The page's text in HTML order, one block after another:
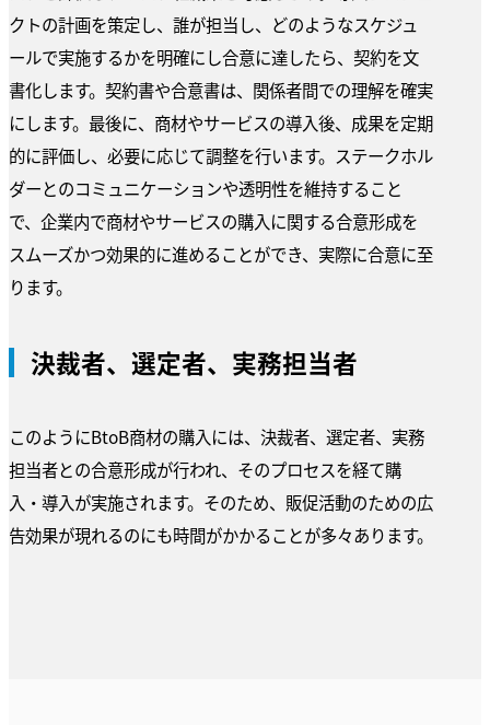
クトの計画を策定し、誰が担当し、どのようなスケジュ
ールで実施するかを明確にし合意に達したら、契約を文
書化します。契約書や合意書は、関係者間での理解を確実
にします。最後に、商材やサービスの導入後、成果を定期
的に評価し、必要に応じて調整を行います。ステークホル
ダーとのコミュニケーションや透明性を維持すること
で、企業内で商材やサービスの購入に関する合意形成を
スムーズかつ効果的に進めることができ、実際に合意に至
ります。
決裁者、選定者、実務担当者
このようにBtoB商材の購入には、決裁者、選定者、実務
担当者との合意形成が行われ、そのプロセスを経て購
入・導入が実施されます。そのため、販促活動のための広
告効果が現れるのにも時間がかかることが多々あります。